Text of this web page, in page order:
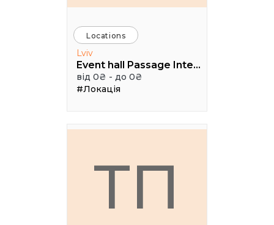
Locations
Lviv
Event hall Passage Interdit
від 0₴ - до 0₴
#Локація
ТП